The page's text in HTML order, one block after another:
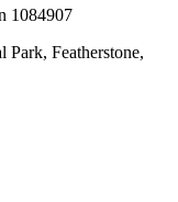
1084907
Park, Featherstone,